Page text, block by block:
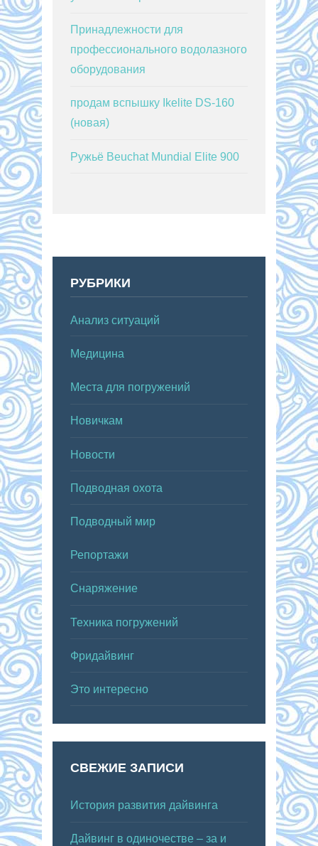
Принадлежности для
профессионального водолазного
оборудования
продам вспышку Ikelite DS-160
(новая)
Ружьё Beuchat Mundial Elite 900
РУБРИКИ
Анализ ситуаций
Медицина
Места для погружений
Новичкам
Новости
Подводная охота
Подводный мир
Репортажи
Снаряжение
Техника погружений
Фридайвинг
Это интересно
СВЕЖИЕ ЗАПИСИ
История развития дайвинга
Дайвинг в одиночестве – за и